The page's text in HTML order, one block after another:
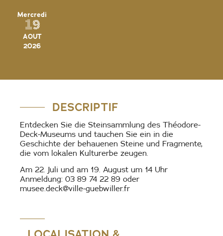
Mercredi
19
AOUT
2026
DESCRIPTIF
Entdecken Sie die Steinsammlung des Théodore-
Deck-Museums und tauchen Sie ein in die
Geschichte der behauenen Steine und Fragmente,
die vom lokalen Kulturerbe zeugen.
Am 22. Juli und am 19. August um 14 Uhr
Anmeldung: 03 89 74 22 89 oder
musee.deck@ville-guebwiller.fr